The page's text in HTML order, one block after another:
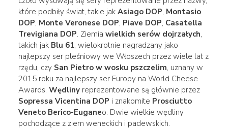
które podbiły świat, takie jak Asiago DOP, Montasio
DOP, Monte Veronese DOP, Piave DOP, Casatella
Trevigiana DOP. Ziemia wielkich serów dojrzałych,
takich jak Blu 61, wielokrotnie nagradzany jako
najlepszy ser pleśniowy we Włoszech przez wiele lat z
rzędu, czy San Pietro w wosku pszczelim, uznany w
2015 roku za najlepszy ser Europy na World Cheese
Awards. Wędlinyreprezentowane są głównie przez
Sopressa Vicentina DOP i znakomite Prosciutto
Veneto Berico-Euganeo. Dwie wielkie wędliny
pochodzące z ziem weneckich i padewskich.